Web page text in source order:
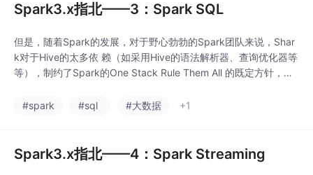
Spark3.x指北——3：Spark SQL
但是，随着Spark的发展，对于野心勃勃的Spark团队来说，Shar
k对于Hive的太多依 赖（如采用Hive的语法解析器、查询优化器等
等），制约了Spark的One Stack Rule Them All 的既定方针，制
为join是一个代价较大的操作，也可能会产生一个较大的数据 集。
#spark #sql #大数据 +1
Spark3.x指北——4：Spark Streaming